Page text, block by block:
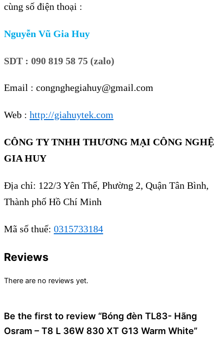
cùng số điện thoại :
Nguyễn Vũ Gia Huy
SDT : 090 819 58 75 (zalo)
Email : congnghegiahuy@gmail.com
Web : http://giahuytek.com
CÔNG TY TNHH THƯƠNG MẠI CÔNG NGHỆ
GIA HUY
Địa chỉ: 122/3 Yên Thế, Phường 2, Quận Tân Bình,
Thành phố Hồ Chí Minh
Mã số thuế: 0315733184
Reviews
There are no reviews yet.
Be the first to review “Bóng đèn TL83- Hãng
Osram – T8 L 36W 830 XT G13 Warm White”